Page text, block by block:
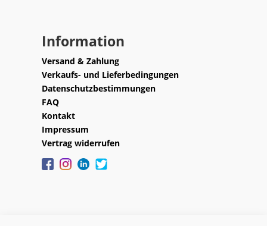
Information
Versand & Zahlung
Verkaufs- und Lieferbedingungen
Datenschutzbestimmungen
FAQ
Kontakt
Impressum
Vertrag widerrufen